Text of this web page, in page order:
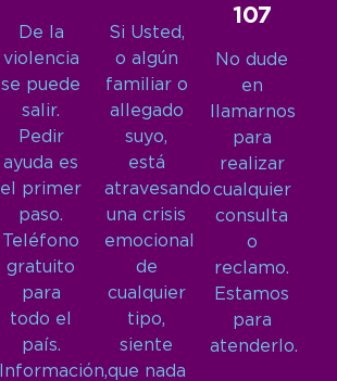
De la
violencia
se puede
salir.
Pedir
ayuda es
el primer
paso.
Teléfono
gratuito
para
todo el
país.
Información,
Si Usted,
o algún
familiar o
allegado
suyo,
está
atravesando
una crisis
emocional
de
cualquier
tipo,
siente
que nada
107
No dude
en
llamarnos
para
realizar
cualquier
consulta
o
reclamo.
Estamos
para
atenderlo.